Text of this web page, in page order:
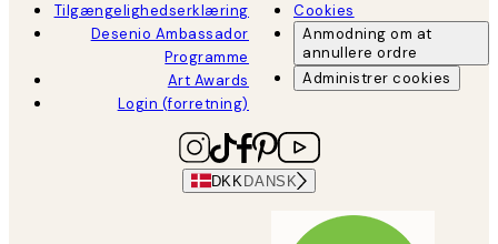
Tilgængelighedserklæring
Desenio Ambassador
Programme
Art Awards
Login (forretning)
Cookies
Anmodning om at
annullere ordre
Administrer cookies
DKK DANSK